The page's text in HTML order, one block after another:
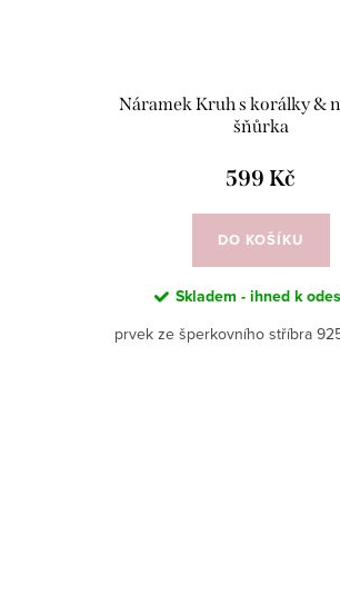
Náramek Kruh s korálky &
šňůrka
599 Kč
DO KOŠÍKU
Skladem - ihned k
prvek ze šperkovního stříbra